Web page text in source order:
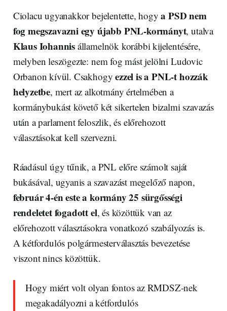
Ciolacu ugyanakkor bejelentette, hogya PSD nem
fog megszavazni egy újabb PNL-kormányt, utalva
Klaus Iohannis államelnök korábbi kijelentésére,
melyben leszögezte: nem fog mást jelölni Ludovic
Orbanon kívül. Csakhogyezzel is a PNL-t hozzák
helyzetbe, mert az alkotmány értelmében a
kormánybukást követő két sikertelen bizalmi szavazás
után a parlament feloszlik, és előrehozott
választásokat kell szervezni.
Ráadásul úgy tűnik, a PNL előre számolt saját
bukásával, ugyanis a szavazást megelőző napon,
február 4-én este a kormány 25 sürgősségi
rendeletet fogadott el, és közöttük van az
előrehozott választásokra vonatkozó szabályozás is.
A kétfordulós polgármesterválasztás bevezetése
viszont nincs közöttük.
Hogy miért volt olyan fontos az RMDSZ-nek
megakadályozni a kétfordulós